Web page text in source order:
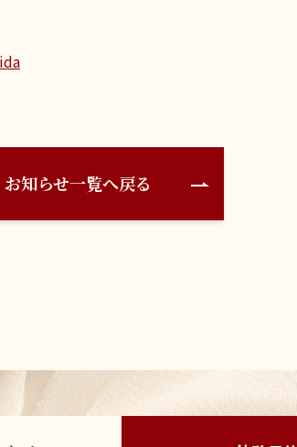
お知らせ一覧へ戻る